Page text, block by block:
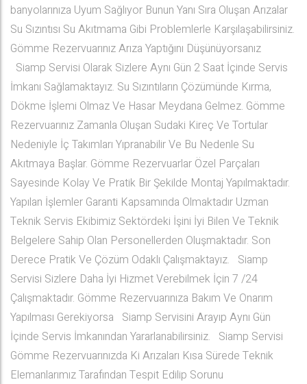
banyolarınıza Uyum Sağlıyor Bunun Yanı Sıra Oluşan Arızalar
Su Sızıntısı Su Akıtmama Gibi Problemlerle Karşılaşabilirsiniz.
Gömme Rezervuarınız Arıza Yaptığını Düşünüyorsanız
Siamp Servisi Olarak Sizlere Aynı Gün 2 Saat İçinde Servis
İmkanı Sağlamaktayız. Su Sızıntıların Çözümünde Kırma,
Dökme İşlemi Olmaz Ve Hasar Meydana Gelmez. Gömme
Rezervuarınız Zamanla Oluşan Sudaki Kireç Ve Tortular
Nedeniyle İç Takımları Yıpranabilir Ve Bu Nedenle Su
Akıtmaya Başlar. Gömme Rezervuarlar Özel Parçaları
Sayesinde Kolay Ve Pratik Bir Şekilde Montaj Yapılmaktadır.
Yapılan İşlemler Garanti Kapsamında Olmaktadır Uzman
Teknik Servis Ekibimiz Sektördeki İşini İyi Bilen Ve Teknik
Belgelere Sahip Olan Personellerden Oluşmaktadır. Son
Derece Pratik Ve Çözüm Odaklı Çalışmaktayız. Siamp
Servisi Sizlere Daha İyi Hizmet Verebilmek İçin 7 /24
Çalışmaktadır. Gömme Rezervuarınıza Bakım Ve Onarım
Yapılması Gerekiyorsa Siamp Servisini Arayıp Aynı Gün
İçinde Servis İmkanından Yararlanabilirsiniz. Siamp Servisi
Gömme Rezervuarınızda Ki Arızaları Kısa Sürede Teknik
Elemanlarımız Tarafından Tespit Edilip Sorunu